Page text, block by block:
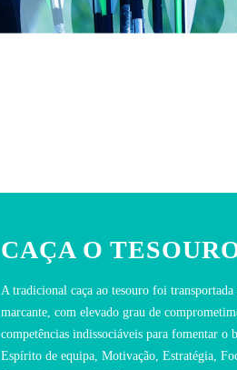
CAÇA O
A tradicional caça ao tesouro foi
marcante, com elevado grau de
competências indissociáveis para fomentar o
Espírito de equipa, Motivação, Estratégia,